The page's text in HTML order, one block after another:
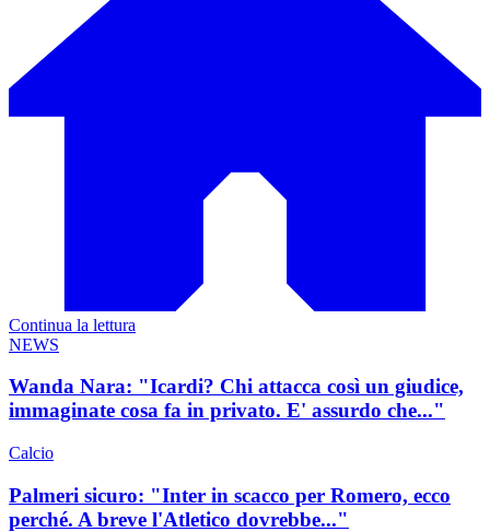
Continua la lettura
NEWS
Wanda Nara: "Icardi? Chi attacca così un giudice,
immaginate cosa fa in privato. E' assurdo che..."
Calcio
Palmeri sicuro: "Inter in scacco per Romero, ecco
perché. A breve l'Atletico dovrebbe..."